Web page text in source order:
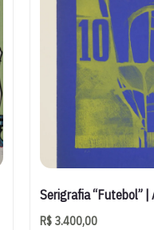
Serigrafia “Futebol” |
R$ 3.400,00